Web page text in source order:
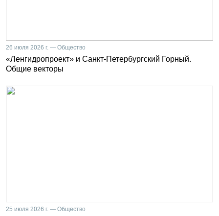
26 июля 2026 г. — Общество
«Ленгидропроект» и Санкт-Петербургский Горный.
Общие векторы
25 июля 2026 г. — Общество